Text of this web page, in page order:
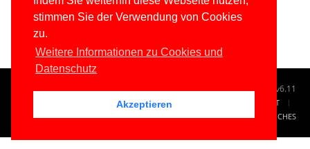
stimmen Sie der Verwendung von Cookies
zu.
Weitere Informationen zu Cookies und
Datenschutz
Akzeptieren
© 1996-2026www.IT-Visions.de-Dr. Holger Schwichtenberg v6.11
TAG CLOUD
KONTAKT
IMPRESSUM
RECHTLICHES